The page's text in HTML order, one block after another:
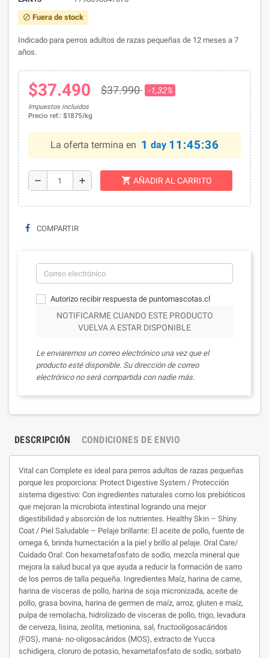
block Fuera de stock
Indicado para perros adultos de razas pequeñas de 12 meses a 7
años.
$37.490 $37.990 -1,32%
Impuestos incluidos
Precio ref.: $1875/kg
La oferta termina en 1 day 11:45:36
remove add shopping_cart AÑADIR AL CARRITO
COMPARTIR
Autorizo recibir respuesta de puntomascotas.cl
NOTIFICARME CUANDO ESTE PRODUCTO
VUELVA A ESTAR DISPONIBLE
Le enviaremos un correo electrónico una vez que el
producto esté disponible. Su dirección de correo
electrónico no será compartida con nadie más.
DESCRIPCIÓN CONDICIONES DE ENVIO
Vital can Complete es ideal para perros adultos de razas pequeñas
porque les proporciona: Protect Digestive System / Protección
sistema digestivo: Con ingredientes naturales como los prebióticos
que mejoran la microbiota intestinal logrando una mejor
digestibilidad y absorción de los nutrientes. Healthy Skin – Shiny
Coat / Piel Saludable – Pelaje brillante: El aceite de pollo, fuente de
omega 6, brinda humectación a la piel y brillo al pelaje. Oral Care/
Cuidado Oral: Con hexametafosfato de sodio, mezcla mineral que
mejora la salud bucal ya que ayuda a reducir la formación de sarro
de los perros de talla pequeña. Ingredientes Maíz, harina de carne,
harina de vísceras de pollo, harina de soja micronizada, aceite de
pollo, grasa bovina, harina de germen de maíz, arroz, gluten e maíz,
pulpa de remolacha, hidrolizado de vísceras de pollo, trigo, levadura
de cerveza, lisina, zeolita, metionina, sal, fructooligosacáridos
(FOS), mana- no-oligosacáridos (MOS), extracto de Yucca
schidigera, cloruro de potasio, hexametafosfato de sodio, sorbato